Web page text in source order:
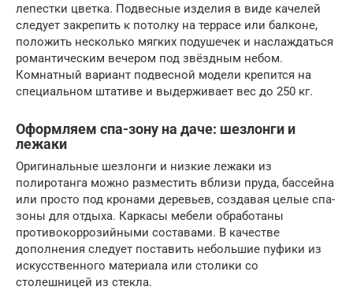
лепестки цветка. Подвесные изделия в виде качелей
следует закрепить к потолку на террасе или балконе,
положить несколько мягких подушечек и наслаждаться
романтическим вечером под звёздным небом.
Комнатный вариант подвесной модели крепится на
специальном штативе и выдерживает вес до 250 кг.
Оформляем спа-зону на даче: шезлонги и
лежаки
Оригинальные шезлонги и низкие лежаки из
полиротанга можно разместить вблизи пруда, бассейна
или просто под кронами деревьев, создавая целые спа-
зоны для отдыха. Каркасы мебели обработаны
противокоррозийными составами. В качестве
дополнения следует поставить небольшие пуфики из
искусственного материала или столики со
столешницей из стекла.